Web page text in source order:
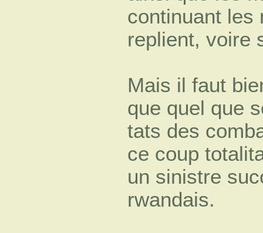
continuant les
replient, voire
Mais il faut
que quel que
tats des
ce coup
un sinistre
rwandais.